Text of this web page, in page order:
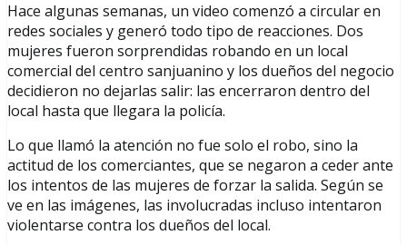
Hace algunas semanas, un video comenzó a circular en
redes sociales y generó todo tipo de reacciones. Dos
mujeres fueron sorprendidas robando en un local
comercial del centro sanjuanino y los dueños del negocio
decidieron no dejarlas salir: las encerraron dentro del
local hasta que llegara la policía.
Lo que llamó la atención no fue solo el robo, sino la
actitud de los comerciantes, que se negaron a ceder ante
los intentos de las mujeres de forzar la salida. Según se
ve en las imágenes, las involucradas incluso intentaron
violentarse contra los dueños del local.